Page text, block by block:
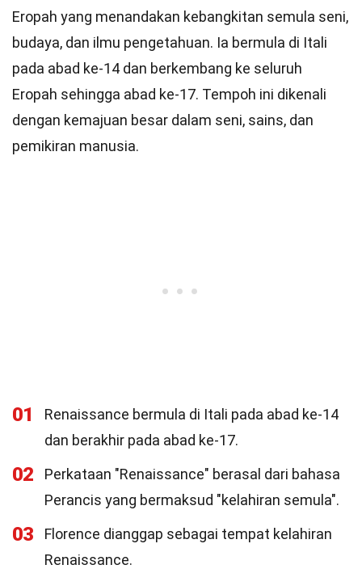
Eropah yang menandakan kebangkitan semula seni,
budaya, dan ilmu pengetahuan. Ia bermula di Itali
pada abad ke-14 dan berkembang ke seluruh
Eropah sehingga abad ke-17. Tempoh ini dikenali
dengan kemajuan besar dalam seni, sains, dan
pemikiran manusia.
01
Renaissance bermula di Itali pada abad ke-14
dan berakhir pada abad ke-17.
02
Perkataan "Renaissance" berasal dari bahasa
Perancis yang bermaksud "kelahiran semula".
03
Florence dianggap sebagai tempat kelahiran
Renaissance.